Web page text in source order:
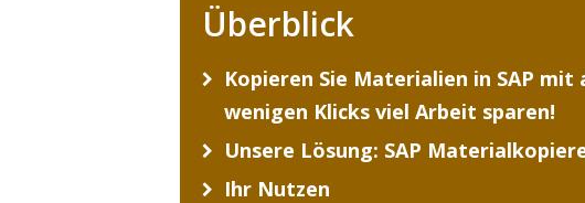
Überblick
Kopieren Sie Materialien in SAP
wenigen Klicks viel Arbeit sparen!
Unsere Lösung: SAP
Ihr Nutzen